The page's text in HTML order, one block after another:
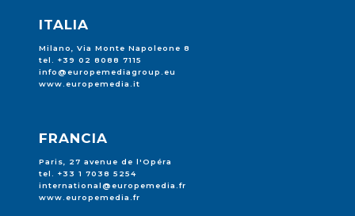
ITALIA
Milano, Via Monte Napoleone 8
tel. +39 02 8088 7115
info@europemediagroup.eu
www.europemedia.it
FRANCIA
Paris, 27 avenue de l'Opéra
tel. +33 1 7038 5254
international@europemedia.fr
www.europemedia.fr